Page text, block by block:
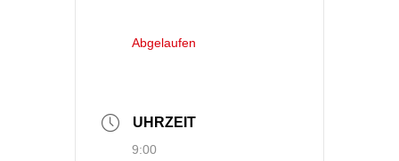
Abgelaufen
UHRZEIT
9:00